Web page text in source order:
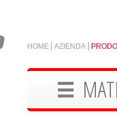
HOME AZIENDA